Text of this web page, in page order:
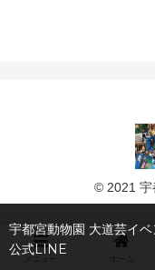
© 2021 宇
宇都宮動物園 大道芸イ
公式LINE